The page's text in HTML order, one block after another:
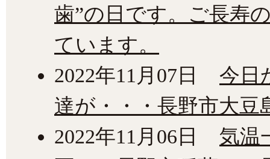
歯”の日です。ご長寿
ています。
2022年11月07日
今日
達が・・・長野市大
2022年11月06日
気温